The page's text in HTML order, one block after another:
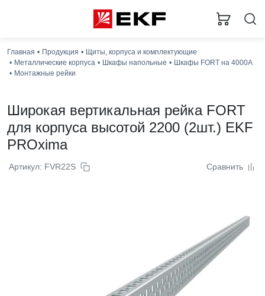
Главная Продукция
Щиты, корпуса и комплектующие
Металлические корпуса
Шкафы напольные
Шкафы FORT на 4000А
Монтажные рейки
Широкая вертикальная рейка FORT
для корпуса высотой 2200 (2шт.) EKF
PROxima
Артикул: FVR22S Сравнить